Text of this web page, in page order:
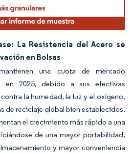
La Resistencia del Acero se
en Bolsas
una cuota de mercado
en 2025, debido a sus efectivas
la humedad, la luz y el oxígeno,
de reciclaje global bien establecidos.
el crecimiento más rápido a una
de una mayor portabilidad,
y mayor conveniencia